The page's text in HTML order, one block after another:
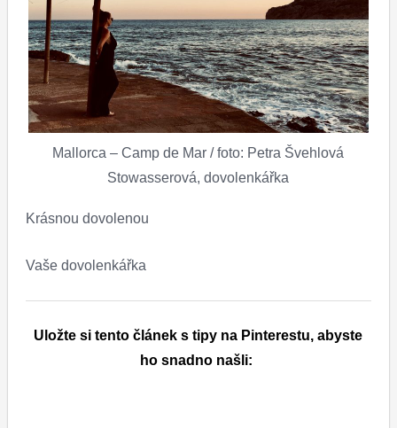
Mallorca – Camp de Mar / foto: Petra Švehlová
Stowasserová, dovolenkářka
Krásnou dovolenou
Vaše dovolenkářka
Uložte si tento článek s tipy na Pinterestu, abyste
ho snadno našli: